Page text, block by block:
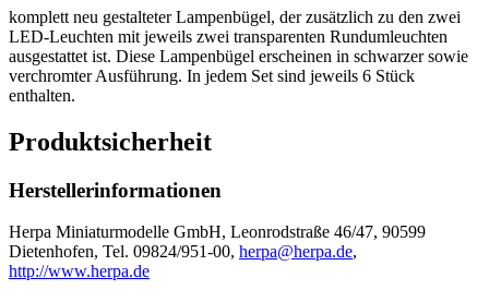
komplett neu gestalteter Lampenbügel, der zusätzlich zu den zwei
LED-Leuchten mit jeweils zwei transparenten Rundumleuchten
ausgestattet ist. Diese Lampenbügel erscheinen in schwarzer sowie
verchromter Ausführung. In jedem Set sind jeweils 6 Stück
enthalten.
Produktsicherheit
Herstellerinformationen
Herpa Miniaturmodelle GmbH, Leonrodstraße 46/47, 90599
Dietenhofen, Tel. 09824/951-00, herpa@herpa.de,
http://www.herpa.de